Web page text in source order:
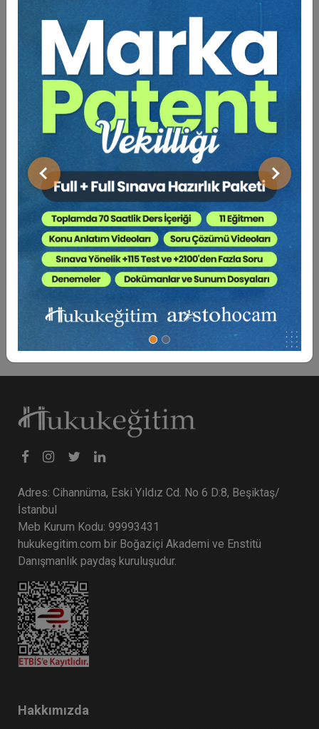
Önceki Sonraki
Bu Kitap İçin Kaç Ağaç
Kesiliyor ?
Otomotiv sektörü, hem üretim hacmi hem de ekonomik
etkileri bakımından dünya genelinde stratejik bir öneme
sahiptir. Tüketicilerin büyük maddi yatırımlarla edindiği
otomobillerin, kalite ve güvenlik açısından belirli
standartları karşılaması beklenir. Ancak zaman zaman
araçlarda üretim, montaj ya da tasarım hataları gibi
nedenlerle çeşitli “ayıplar” ortaya çıkabilmektedir. Türk
Borçlar Kanunu ve Tüketicinin Korunması Hakkında
Kanun gibi düzenlemeler, ayıplı malın tanımını yapmakta
ve bu durumda alıcıya tanınan hakları belirtmektedir.
Otomotiv sektöründe ayıplı araçlar; güvenlik riskleri
doğurabileceği gibi, üretici ve satıcı firmalar açısından
Adres: Cihannüma, Eski Yıldız Cd. No 6 D:8, Beşiktaş/
İstanbul
Meb Kurum Kodu: 99993431
hukukegitim.com bir Boğaziçi Akademi ve Enstitü
Danışmanlık paydaş kuruluşudur.
Hakkımızda